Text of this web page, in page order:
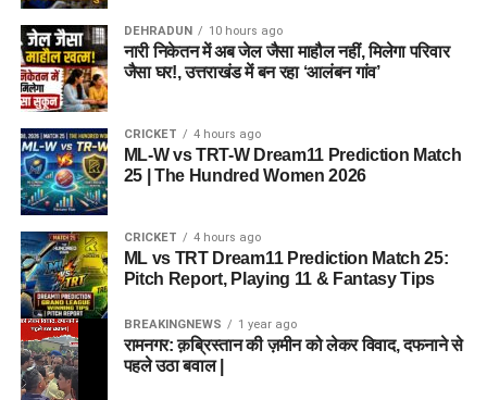
DEHRADUN 10 hours ago
नारी निकेतन में अब जेल जैसा माहौल नहीं, मिलेगा परिवार
जैसा घर!, उत्तराखंड में बन रहा ‘आलंबन गांव’
CRICKET 4 hours ago
ML-W vs TRT-W Dream11 Prediction Match
25 | The Hundred Women 2026
CRICKET 4 hours ago
ML vs TRT Dream11 Prediction Match 25:
Pitch Report, Playing 11 & Fantasy Tips
BREAKINGNEWS 1 year ago
रामनगर: क़ब्रिस्तान की ज़मीन को लेकर विवाद, दफनाने से
पहले उठा बवाल |